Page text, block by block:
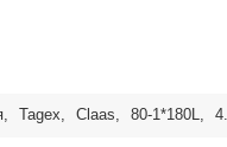
, Tagex, Claas, 80-1*180L,